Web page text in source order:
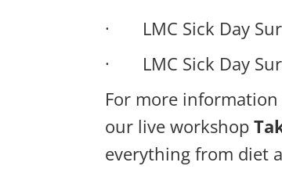
· LMC Sick Day
· LMC Sick Day
For more
our live workshop
everything from diet